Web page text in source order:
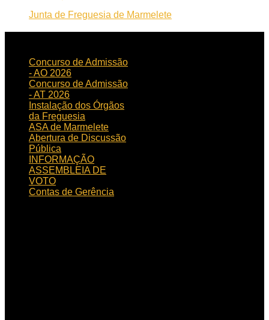
Junta de Freguesia de Marmelete
Concurso de Admissão
- AO 2026
Concurso de Admissão
- AT 2026
Instalação dos Órgãos
da Freguesia
ASA de Marmelete
Abertura de Discussão
Pública
INFORMAÇÃO
ASSEMBLEIA DE
VOTO
Contas de Gerência